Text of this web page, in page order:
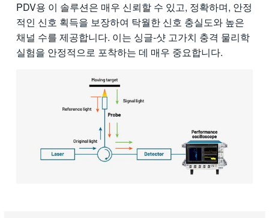
PDV용 이 솔루션은 매우 신뢰할 수 있고, 정확하며, 안정
적인 신호 획득을 보장하여 탁월한 신호 충실도와 높은
채널 수를 제공합니다. 이는 싱글-샷 고가치 충격 물리학
실험을 안정적으로 포착하는 데 매우 중요합니다.